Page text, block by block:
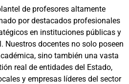
de profesores altamente
por destacados profesionales
en instituciones públicas y
Nuestros docentes no solo poseen
sino también una vasta
real de entidades del Estado,
y empresas líderes del sector